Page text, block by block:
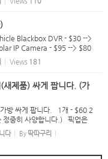
Blackbox DVR - $30 -->
IP Camera - $95 --> $80
Speaker - $90 --> $75 주
Views 181
제품) 싸게 팝니다. (가
방 싸게 팝니다. 1개 - $60 2
정중히 사양합니다.) 픽업은
주소 알려드릴께요...^^ 021
다 By 딱따구리